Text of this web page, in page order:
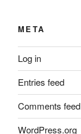
META
Log in
Entries feed
Comments feed
WordPress.org